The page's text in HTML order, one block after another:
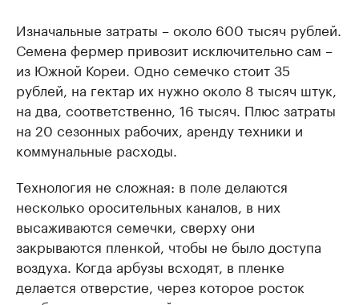
Изначальные затраты – около 600 тысяч рублей.
Семена фермер привозит исключительно сам –
из Южной Кореи. Одно семечко стоит 35
рублей, на гектар их нужно около 8 тысяч штук,
на два, соответственно, 16 тысяч. Плюс затраты
на 20 сезонных рабочих, аренду техники и
коммунальные расходы.
Технология не сложная: в поле делаются
несколько оросительных каналов, в них
высаживаются семечки, сверху они
закрываются пленкой, чтобы не было доступа
воздуха. Когда арбузы всходят, в пленке
делается отверстие, через которое росток